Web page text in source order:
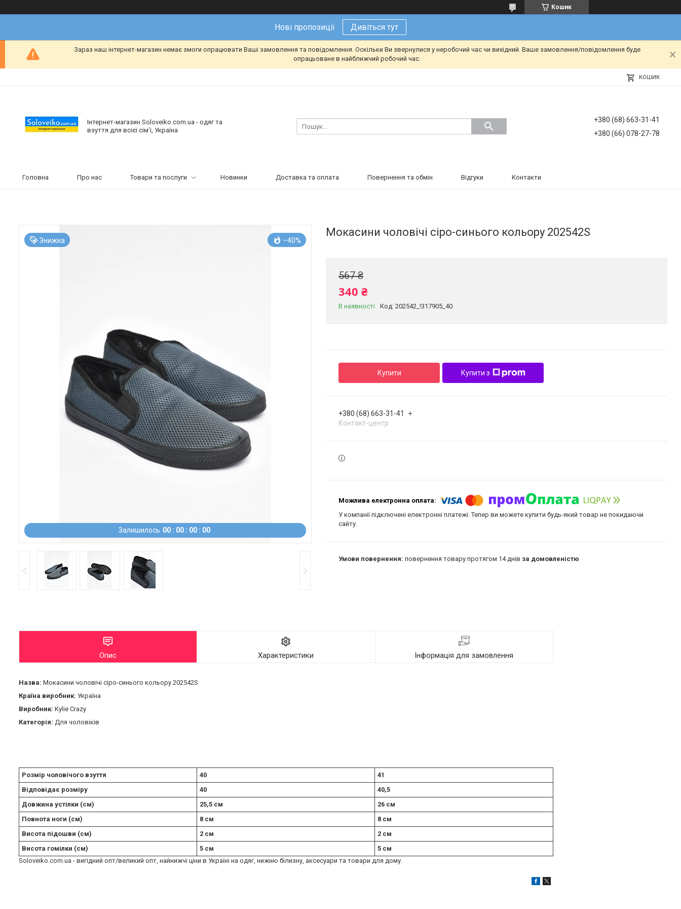
Кошик
Нові пропозиції Дивіться тут
Зараз наш інтернет-магазин немає змоги опрацювати Ваші замовлення та повідомлення. Оскільки Ви звернулися у неробочий час чи вихідний. Ваше замовлення/повідомлення буде
опрацьоване в найближчий робочий час.
КОШИК
Інтернет-магазин Soloveiko.com.ua - одяг та
взуття для всієї сім’ї, Україна
+380 (68) 663-31-41
+380 (66) 078-27-78
Головна Про нас Товари та послуги Новинки Доставка та оплата Повернення та обмін Відгуки Контакти
Залишилось 00 00 00 00
Знижка –40%
Мокасини чоловічі сіро-синього кольору 202542S
567 ₴
340 ₴
В наявності Код: 202542_!317905_40
Купити Купити з
+380 (68) 663-31-41
Контакт-центр
У компанії підключені електронні платежі. Тепер ви можете купити будь-який товар не покидаючи
сайту.
повернення товару протягом 14 днів за домовленістю
Опис Характеристики Інформація для замовлення
Назва: Мокасини чоловічі сіро-синього кольору 202542S
Країна виробник: Україна
Виробник: Kylie Crazy
Категорія: Для чоловіків
Розмір чоловічого взуття 40
41
Відповідає розміру
40
40,5
Довжина устілки (см)
25,5 см
26 см
Повнота ноги (см)
8 см
8 см
Висота підошви (см)
2 см
2 см
Висота гомілки (см)
5 см
5 см
Soloveiko.com.ua - вигідний опт/великий опт, найнижчі ціни в Україні на одяг, нижню білизну, аксесуари та товари для дому.